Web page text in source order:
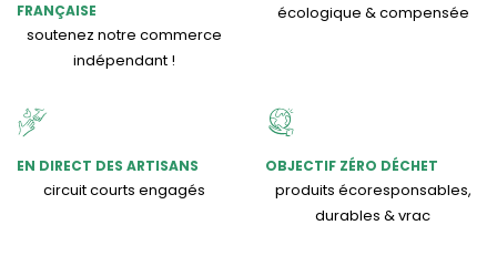
FRANÇAISE
soutenez notre commerce
indépendant !
écologique & compensée
EN DIRECT DES ARTISANS
circuit courts engagés
OBJECTIF ZÉRO DÉCHET
produits écoresponsables,
durables & vrac